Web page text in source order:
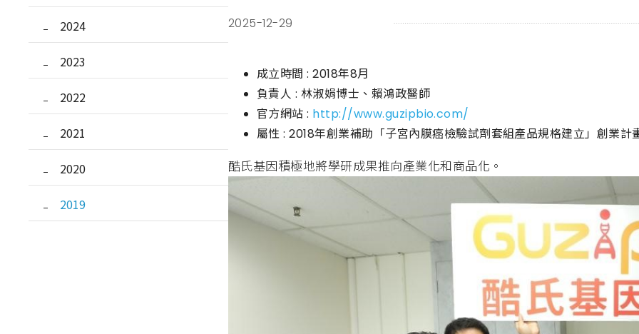
2024
2023
2022
2021
2020
2019
2025-12-29
成立時間 : 2018年8月
負責人 : 林淑娟博士、賴鴻政醫師
官方網站 : http://www.guzipbio.com/
屬性 : 2018年創業補助「子宮內膜癌檢驗試劑套組產品規格建立」創業計
酷氏基因積極地將學研成果推向產業化和商品化。